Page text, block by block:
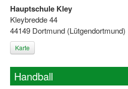
Hauptschule Kley
Kleybredde 44
44149 Dortmund (Lütgendortmund)
Karte
Handball